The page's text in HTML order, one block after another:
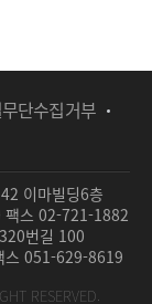
단수집거부
이마빌딩6층
팩스 02-721-1882
번길 100
스 051-629-8619
RESERVED.